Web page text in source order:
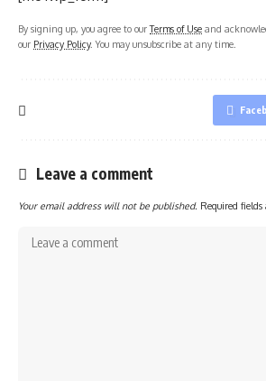
By signing up, you agree to ourTerms of Use and
our Privacy Policy. You may unsubscribe at any time.
Leave a comment
Your email address will not be published. Required fields